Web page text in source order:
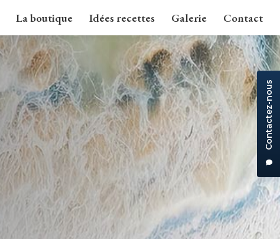
Contactez-nous
La boutique Idées recettes Galerie Contact